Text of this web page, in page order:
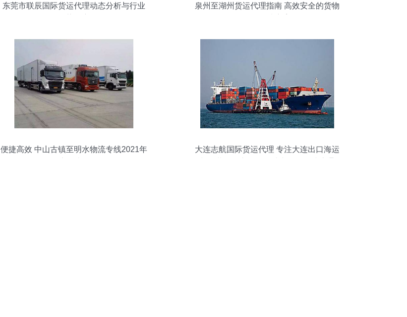
东莞市联辰国际货运代理动态分析与行业
泉州至湖州货运代理指南 高效安全的货物
便捷高效 中山古镇至明水物流专线2021年
大连志航国际货运代理 专注大连出口海运